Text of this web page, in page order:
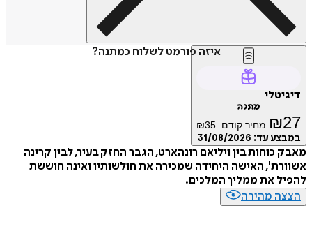
איזה פורמט לשלוח כמתנה?
₪ מחיר קודם: ₪35
עד:31/08/2026
בין ויליאם רונהארט, הגבר החזק בעיר, לבין קרינה
האישה היחידה שמכירה את חולשותיו ואינה חוששת
את ממליך המלכים.
מהירה